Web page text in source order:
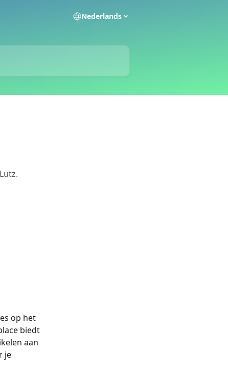
Nederlands
op het
biedt
aan
je